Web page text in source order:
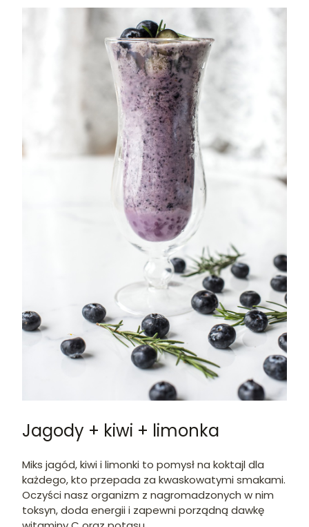
Jagody + kiwi + limonka
Miks jagód, kiwi i limonki to pomysł na koktajl dla
każdego, kto przepada za kwaskowatymi smakami.
Oczyści nasz organizm z nagromadzonych w nim
toksyn, doda energii i zapewni porządną dawkę